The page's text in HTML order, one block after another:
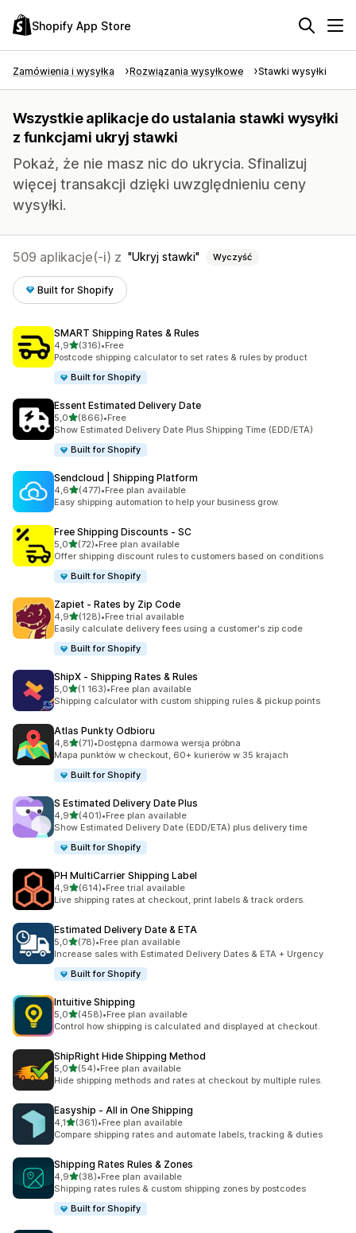
Shopify App Store
Zamówienia i wysyłka Rozwiązania wysyłkowe Stawki wysyłki
Wszystkie aplikacje do ustalania stawki wysyłki
z funkcjami ukryj stawki
Pokaż, że nie masz nic do ukrycia. Sfinalizuj
więcej transakcji dzięki uwzględnieniu ceny
wysyłki.
509 aplikacje(-i) z Ukryj stawki Wyczyść
Built for Shopify
SMART Shipping Rates & Rules
4,9na 5 gwiazdek
(316)
Łączna liczba recenzji: 316
•Free
Postcode shipping calculator to set rates & rules by product
Built for Shopify
Essent Estimated Delivery Date
5,0na 5 gwiazdek
(866)
Łączna liczba recenzji: 866
•Free
Show Estimated Delivery Date Plus Shipping Time (EDD/ETA)
Built for Shopify
Sendcloud | Shipping Platform
4,6na 5 gwiazdek
(477)
Łączna liczba recenzji: 477
•Free plan available
Easy shipping automation to help your business grow.
Free Shipping Discounts ‑ SC
5,0na 5 gwiazdek
(72)
Łączna liczba recenzji: 72
•Free plan available
Offer shipping discount rules to customers based on conditions
Built for Shopify
Zapiet ‑ Rates by Zip Code
4,9na 5 gwiazdek
(128)
Łączna liczba recenzji: 128
•Free trial available
Easily calculate delivery fees using a customer's zip code
Built for Shopify
ShipX ‑ Shipping Rates & Rules
5,0na 5 gwiazdek
(1 163)
Łączna liczba recenzji: 1163
•Free plan available
Shipping calculator with custom shipping rules & pickup points
Atlas Punkty Odbioru
4,8na 5 gwiazdek
(71)
Łączna liczba recenzji: 71
•Dostępna darmowa wersja próbna
Mapa punktów w checkout, 60+ kurierów w 35 krajach
Built for Shopify
S Estimated Delivery Date Plus
4,9na 5 gwiazdek
(401)
Łączna liczba recenzji: 401
•Free plan available
Show Estimated Delivery Date (EDD/ETA) plus delivery time
Built for Shopify
PH MultiCarrier Shipping Label
4,9na 5 gwiazdek
(614)
Łączna liczba recenzji: 614
•Free trial available
Live shipping rates at checkout, print labels & track orders.
Estimated Delivery Date & ETA
5,0na 5 gwiazdek
(78)
Łączna liczba recenzji: 78
•Free plan available
Increase sales with Estimated Delivery Dates & ETA + Urgency
Built for Shopify
Intuitive Shipping
5,0na 5 gwiazdek
(458)
Łączna liczba recenzji: 458
•Free plan available
Control how shipping is calculated and displayed at checkout.
ShipRight Hide Shipping Method
5,0na 5 gwiazdek
(54)
Łączna liczba recenzji: 54
•Free plan available
Hide shipping methods and rates at checkout by multiple rules.
Easyship ‑ All in One Shipping
4,1na 5 gwiazdek
(361)
Łączna liczba recenzji: 361
•Free plan available
Compare shipping rates and automate labels, tracking & duties
Shipping Rates Rules & Zones
4,9na 5 gwiazdek
(38)
Łączna liczba recenzji: 38
•Free plan available
Shipping rates rules & custom shipping zones by postcodes
Built for Shopify